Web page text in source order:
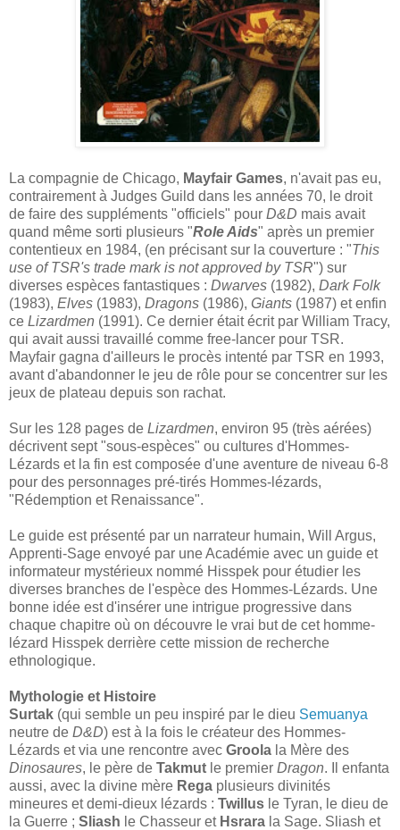
La compagnie de Chicago, Mayfair Games, n'avait pas eu,
contrairement à Judges Guild dans les années 70, le droit
de faire des suppléments "officiels" pour D&D mais avait
quand même sorti plusieurs "Role Aids" après un premier
contentieux en 1984, (en précisant sur la couverture : "This
use of TSR's trade mark is not approved by TSR") sur
diverses espèces fantastiques : Dwarves (1982), Dark Folk
(1983), Elves (1983), Dragons (1986), Giants (1987) et enfin
ce Lizardmen (1991). Ce dernier était écrit par William Tracy,
qui avait aussi travaillé comme free-lancer pour TSR.
Mayfair gagna d'ailleurs le procès intenté par TSR en 1993,
avant d'abandonner le jeu de rôle pour se concentrer sur les
jeux de plateau depuis son rachat.
Sur les 128 pages de Lizardmen, environ 95 (très aérées)
décrivent sept "sous-espèces" ou cultures d'Hommes-
Lézards et la fin est composée d'une aventure de niveau 6-8
pour des personnages pré-tirés Hommes-lézards,
"Rédemption et Renaissance".
Le guide est présenté par un narrateur humain, Will Argus,
Apprenti-Sage envoyé par une Académie avec un guide et
informateur mystérieux nommé Hisspek pour étudier les
diverses branches de l'espèce des Hommes-Lézards. Une
bonne idée est d'insérer une intrigue progressive dans
chaque chapitre où on découvre le vrai but de cet homme-
lézard Hisspek derrière cette mission de recherche
ethnologique.
Mythologie et Histoire
Surtak (qui semble un peu inspiré par le dieu Semuanya
neutre de D&D) est à la fois le créateur des Hommes-
Lézards et via une rencontre avec Groola la Mère des
Dinosaures, le père de Takmut le premier Dragon. Il enfanta
aussi, avec la divine mère Rega plusieurs divinités
mineures et demi-dieux lézards : Twillus le Tyran, le dieu de
la Guerre ; Sliash le Chasseur et Hsrara la Sage. Sliash et